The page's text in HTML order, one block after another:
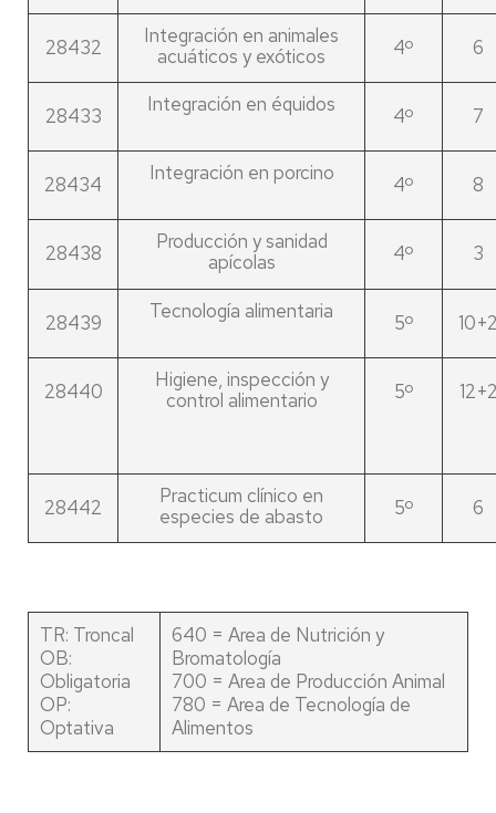
28432
Integración en animales
acuáticos y exóticos
4º 6
28433 Integración en équidos 4º 7
28434 Integración en porcino 4º 8
28438
Producción y sanidad
apícolas
4º 3
28439 Tecnología alimentaria 5º
28440
Higiene, inspección y
control alimentario
5º
28442
Practicum clínico en
especies de abasto
5º 6
TR: Troncal
OB:
Obligatoria
OP:
Optativa
640 = Area de Nutrición y
Bromatología
700 = Area de Producción Animal
780 = Area de Tecnología de
Alimentos